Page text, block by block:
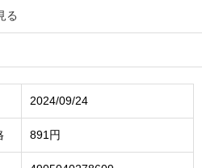
る
2024/09/24
891円